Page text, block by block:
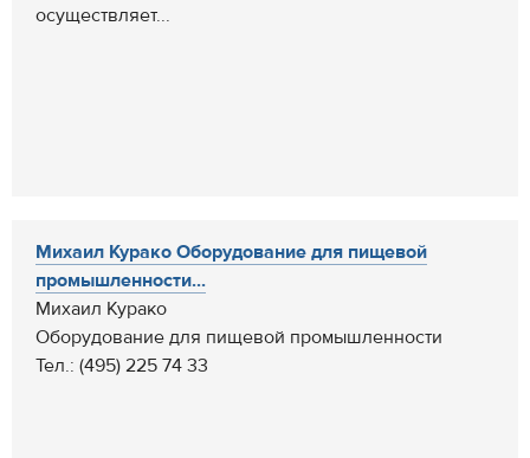
осуществляет...
Михаил Курако Оборудование для пищевой
промышленности...
Михаил Курако
Оборудование для пищевой промышленности
Тел.: (495) 225 74 33